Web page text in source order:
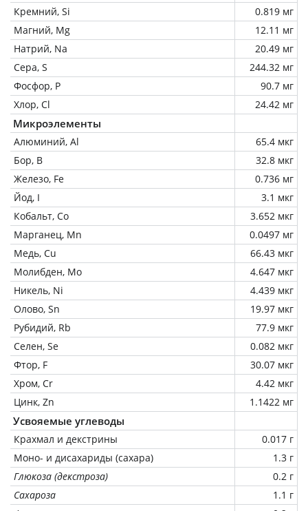
Кремний, Si
0.819 мг
Магний, Mg
12.11 мг
Натрий, Na
20.49 мг
Сера, S
244.32 мг
Фосфор, P
90.7 мг
Хлор, Cl
24.42 мг
Микроэлементы
Алюминий, Al
65.4 мкг
Бор, B
32.8 мкг
Железо, Fe
0.736 мг
Йод, I
3.1 мкг
Кобальт, Co
3.652 мкг
Марганец, Mn
0.0497 мг
Медь, Cu
66.43 мкг
Молибден, Mo
4.647 мкг
Никель, Ni
4.439 мкг
Олово, Sn
19.97 мкг
Рубидий, Rb
77.9 мкг
Селен, Se
0.082 мкг
Фтор, F
30.07 мкг
Хром, Cr
4.42 мкг
Цинк, Zn
1.1422 мг
Усвояемые углеводы
Крахмал и декстрины
0.017 г
Моно- и дисахариды (сахара)
1.3 г
Глюкоза (декстроза)
0.2 г
Сахароза
1.1 г